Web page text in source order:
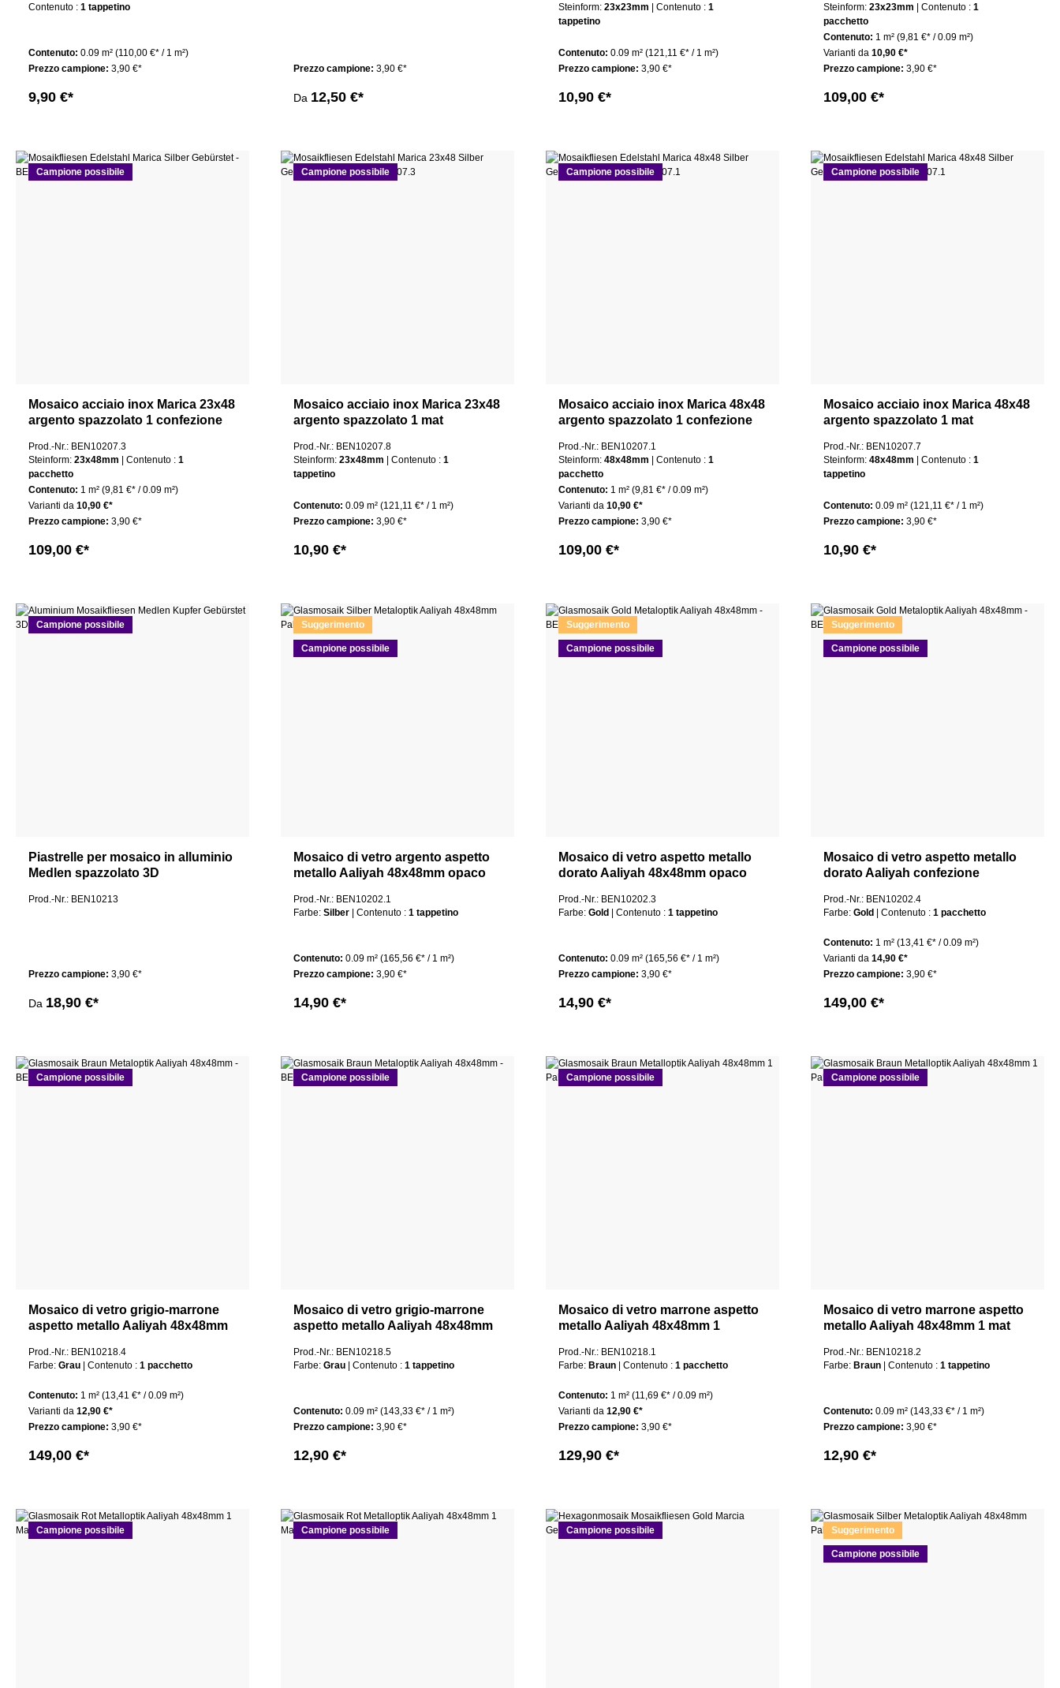
Contenuto : 1 tappetino
Contenuto: 0.09 m² (110,00 €* / 1 m²)
Prezzo campione: 3,90 €*
9,90 €*
Prezzo campione: 3,90 €*
Da 12,50 €*
Steinform: 23x23mm | Contenuto : 1
tappetino
Contenuto: 0.09 m² (121,11 €* / 1 m²)
Prezzo campione: 3,90 €*
10,90 €*
Steinform: 23x23mm | Contenuto : 1
pacchetto
Contenuto: 1 m² (9,81 €* / 0.09 m²)
Varianti da 10,90 €*
Prezzo campione: 3,90 €*
109,00 €*
Campione possibile
Mosaico acciaio inox Marica 23x48
argento spazzolato 1 confezione
Prod.-Nr.: BEN10207.3
Steinform: 23x48mm | Contenuto : 1
pacchetto
Contenuto: 1 m² (9,81 €* / 0.09 m²)
Varianti da 10,90 €*
Prezzo campione: 3,90 €*
109,00 €*
Campione possibile
Mosaico acciaio inox Marica 23x48
argento spazzolato 1 mat
Prod.-Nr.: BEN10207.8
Steinform: 23x48mm | Contenuto : 1
tappetino
Contenuto: 0.09 m² (121,11 €* / 1 m²)
Prezzo campione: 3,90 €*
10,90 €*
Campione possibile
Mosaico acciaio inox Marica 48x48
argento spazzolato 1 confezione
Prod.-Nr.: BEN10207.1
Steinform: 48x48mm | Contenuto : 1
pacchetto
Contenuto: 1 m² (9,81 €* / 0.09 m²)
Varianti da 10,90 €*
Prezzo campione: 3,90 €*
109,00 €*
Campione possibile
Mosaico acciaio inox Marica 48x48
argento spazzolato 1 mat
Prod.-Nr.: BEN10207.7
Steinform: 48x48mm | Contenuto : 1
tappetino
Contenuto: 0.09 m² (121,11 €* / 1 m²)
Prezzo campione: 3,90 €*
10,90 €*
Campione possibile
Piastrelle per mosaico in alluminio
Medlen spazzolato 3D
Prod.-Nr.: BEN10213
Prezzo campione: 3,90 €*
Da 18,90 €*
Suggerimento
Campione possibile
Mosaico di vetro argento aspetto
metallo Aaliyah 48x48mm opaco
Prod.-Nr.: BEN10202.1
Farbe: Silber | Contenuto : 1 tappetino
Contenuto: 0.09 m² (165,56 €* / 1 m²)
Prezzo campione: 3,90 €*
14,90 €*
Suggerimento
Campione possibile
Mosaico di vetro aspetto metallo
dorato Aaliyah 48x48mm opaco
Prod.-Nr.: BEN10202.3
Farbe: Gold | Contenuto : 1 tappetino
Contenuto: 0.09 m² (165,56 €* / 1 m²)
Prezzo campione: 3,90 €*
14,90 €*
Suggerimento
Campione possibile
Mosaico di vetro aspetto metallo
dorato Aaliyah confezione
Prod.-Nr.: BEN10202.4
Farbe: Gold | Contenuto : 1 pacchetto
Contenuto: 1 m² (13,41 €* / 0.09 m²)
Varianti da 14,90 €*
Prezzo campione: 3,90 €*
149,00 €*
Campione possibile
Mosaico di vetro grigio-marrone
aspetto metallo Aaliyah 48x48mm
Prod.-Nr.: BEN10218.4
Farbe: Grau | Contenuto : 1 pacchetto
Contenuto: 1 m² (13,41 €* / 0.09 m²)
Varianti da 12,90 €*
Prezzo campione: 3,90 €*
149,00 €*
Campione possibile
Mosaico di vetro grigio-marrone
aspetto metallo Aaliyah 48x48mm
Prod.-Nr.: BEN10218.5
Farbe: Grau | Contenuto : 1 tappetino
Contenuto: 0.09 m² (143,33 €* / 1 m²)
Prezzo campione: 3,90 €*
12,90 €*
Campione possibile
Mosaico di vetro marrone aspetto
metallo Aaliyah 48x48mm 1
Prod.-Nr.: BEN10218.1
Farbe: Braun | Contenuto : 1 pacchetto
Contenuto: 1 m² (11,69 €* / 0.09 m²)
Varianti da 12,90 €*
Prezzo campione: 3,90 €*
129,90 €*
Campione possibile
Mosaico di vetro marrone aspetto
metallo Aaliyah 48x48mm 1 mat
Prod.-Nr.: BEN10218.2
Farbe: Braun | Contenuto : 1 tappetino
Contenuto: 0.09 m² (143,33 €* / 1 m²)
Prezzo campione: 3,90 €*
12,90 €*
Campione possibile Campione possibile Campione possibile Suggerimento
Campione possibile